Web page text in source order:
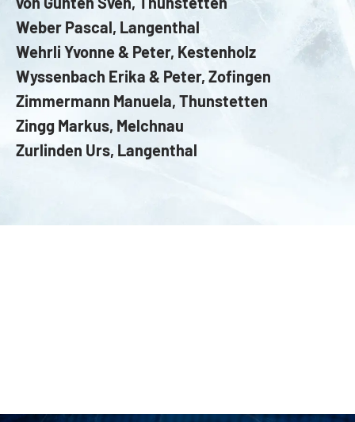
Weber Pascal, Langenthal
Wehrli Yvonne & Peter, Kestenholz
Wyssenbach Erika & Peter, Zofingen
Zimmermann Manuela, Thunstetten
Zingg Markus, Melchnau
Zurlinden Urs, Langenthal